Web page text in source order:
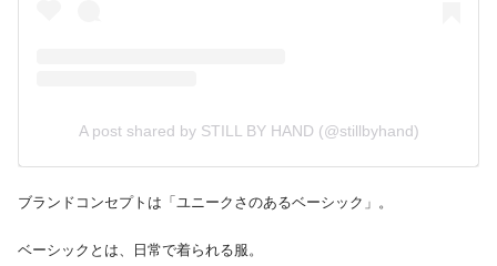
A post shared by STILL BY HAND (@stillbyhand)
ブランドコンセプトは「ユニークさのあるベーシック」。
ベーシックとは、日常で着られる服。